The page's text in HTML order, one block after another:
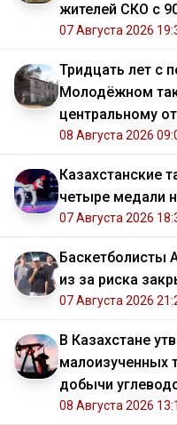
жителей СКО с
07 Августа 2026
Тридцать лет с
Молодёжном
центральному
08 Августа 2026
Казахстанские
четыре медали
07 Августа 2026
Баскетболисты
из за риска
07 Августа 2026
В Казахстане
малоизученных
добычи
08 Августа 2026